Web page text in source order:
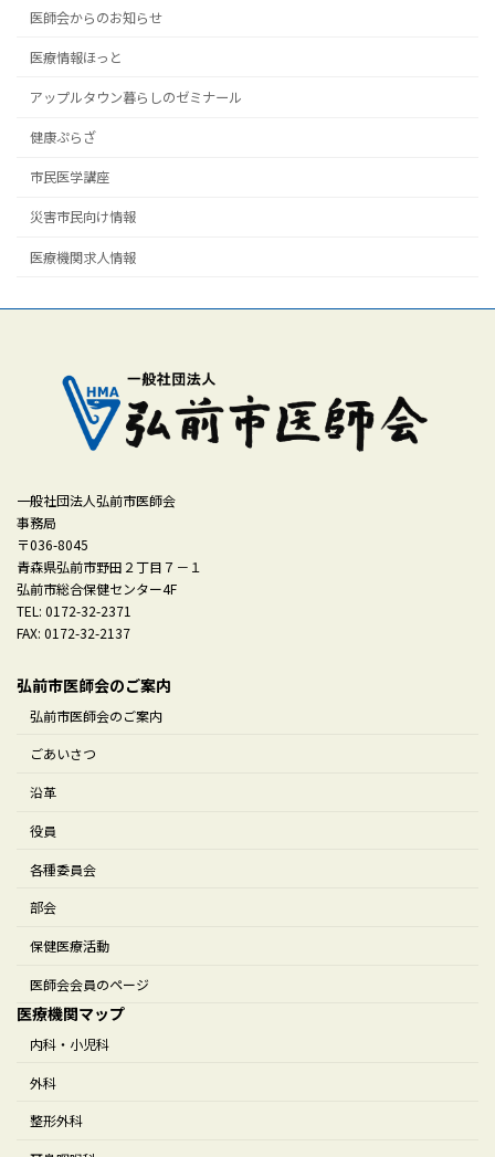
医師会からのお知らせ
医療情報ほっと
アップルタウン暮らしのゼミナール
健康ぷらざ
市民医学講座
災害市民向け情報
医療機関求人情報
一般社団法人弘前市医師会
事務局
〒036-8045
青森県弘前市野田２丁目７－１
弘前市総合保健センター4F
TEL: 0172-32-2371
FAX: 0172-32-2137
弘前市医師会のご案内
弘前市医師会のご案内
ごあいさつ
沿革
役員
各種委員会
部会
保健医療活動
医師会会員のページ
医療機関マップ
内科・小児科
外科
整形外科